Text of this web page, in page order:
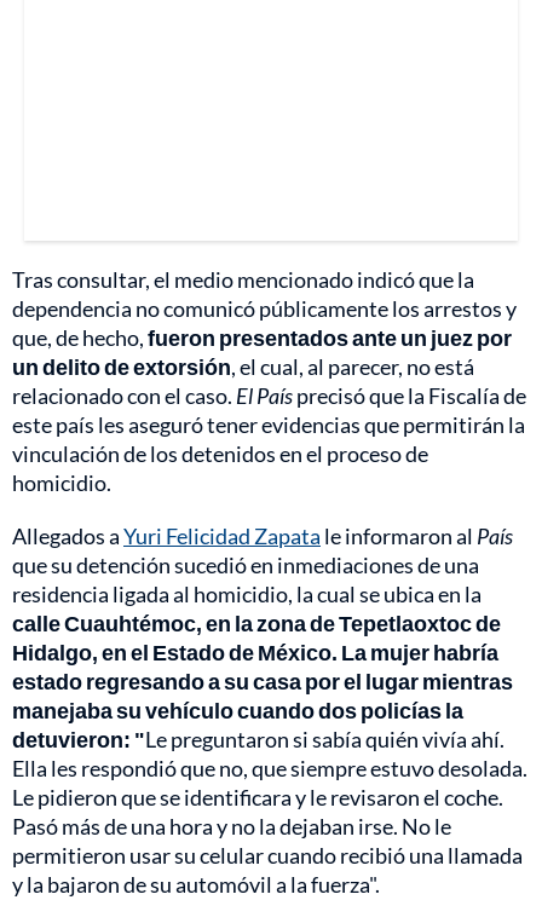
Tras consultar, el medio mencionado indicó que la
dependencia no comunicó públicamente los arrestos y
que, de hecho,fueron presentados ante un juez por
un delito de extorsión, el cual, al parecer, no está
relacionado con el caso. El Paísprecisó que la Fiscalía de
este país les aseguró tener evidencias que permitirán la
vinculación de los detenidos en el proceso de
homicidio.
Allegados aYuri Felicidad Zapata le informaron al País
que su detención sucedió en inmediaciones de una
residencia ligada al homicidio, la cual se ubica en la
calle Cuauhtémoc, en la zona de Tepetlaoxtoc de
Hidalgo, en el Estado de México. La mujer habría
estado regresando a su casa por el lugar mientras
manejaba su vehículo cuando dos policías la
detuvieron: "Le preguntaron si sabía quién vivía ahí.
Ella les respondió que no, que siempre estuvo desolada.
Le pidieron que se identificara y le revisaron el coche.
Pasó más de una hora y no la dejaban irse. No le
permitieron usar su celular cuando recibió una llamada
y la bajaron de su automóvil a la fuerza".